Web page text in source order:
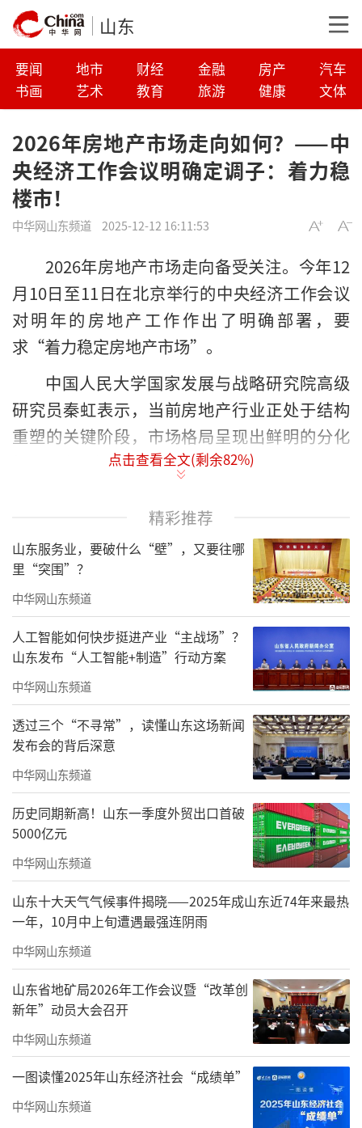
山东
要闻 地市 财经 金融 房产
汽车
书画
艺术 教育 旅游 健康 文体
2026年房地产市场走向如何？——中
央经济工作会议明确定调子：着力稳
楼市！
中华网山东频道 2025-12-12 16:11:53
2026年房地产市场走向备受关注。今年12
月10日至11日在北京举行的中央经济工作会议
对明年的房地产工作作出了明确部署，要
求“着力稳定房地产市场”。
中国人民大学国家发展与战略研究院高级
研究员秦虹表示，当前房地产行业正处于结构
重塑的关键阶段，市场格局呈现出鲜明的分化
特征，市场的复杂性和多元性愈发凸显。
长尚未转正的大背景下，部分热点城市凭借扎
实的基本面、精准的政策支持和有效的市场供
给，率先展现出回稳态势。
中央经济工作会议提出，因城施策控增
量、去库存、优供给，鼓励收购存量商品房重
点用于保障性住房等。深化住房公积金制度改
革，有序推动“好房子”建设。
国家发展改革委宏观经济研究院研究员刘
琳说，中国城镇化发展已从快速增长期转为稳
定发展期，城市发展模式也已从过去大规模增
量扩张为主，转向以存量提质增效为主，房地
产市场供求关系发生重大变化。“控增量、去
库存、优供给”的调控政策，正是适应这一转
变作出的重要调整。
“一方面，住房需求总量趋于减少，要控
制房地产新增供给；另一方面，要加快推动存
量商品房去库存。”刘琳表示，要以新需求引
领新供给，以新供给创造新需求。安全、舒
适、绿色、智慧的“好房子”建设，转移人口
市民化以及城市更新等，都将形成房地产领域
新的供需增长点，有助于稳定房地产市场，推
动房地产高质量发展。
点击查看全文(剩余82%)
精彩推荐
山东服务业，要破什么“壁”，又要往哪
里“突围”？
中华网山东频道
人工智能如何快步挺进产业“主战场”？
山东发布“人工智能+制造”行动方案
中华网山东频道
透过三个“不寻常”，读懂山东这场新闻
发布会的背后深意
中华网山东频道
历史同期新高！山东一季度外贸出口首破
5000亿元
中华网山东频道
山东十大天气气候事件揭晓——2025年成山东近74年来最热
一年，10月中上旬遭遇最强连阴雨
中华网山东频道
山东省地矿局2026年工作会议暨“改革创
新年”动员大会召开
中华网山东频道
一图读懂2025年山东经济社会“成绩单”
中华网山东频道